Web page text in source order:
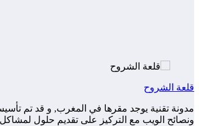
قلعة الشروح
ونصائح الويب مع التركيز على تقديم حلول